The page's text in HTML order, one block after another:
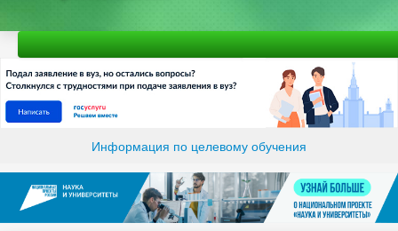
Информация по целевому обучения